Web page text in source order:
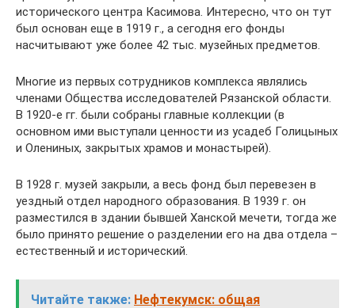
исторического центра Касимова. Интересно, что он тут
был основан еще в 1919 г., а сегодня его фонды
насчитывают уже более 42 тыс. музейных предметов.
Многие из первых сотрудников комплекса являлись
членами Общества исследователей Рязанской области.
В 1920-е гг. были собраны главные коллекции (в
основном ими выступали ценности из усадеб Голицыных
и Олениных, закрытых храмов и монастырей).
В 1928 г. музей закрыли, а весь фонд был перевезен в
уездный отдел народного образования. В 1939 г. он
разместился в здании бывшей Ханской мечети, тогда же
было принято решение о разделении его на два отдела –
естественный и исторический.
Читайте также: Нефтекумск: общая